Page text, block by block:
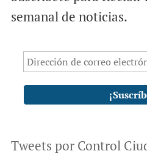
semanal de noticias.
Tweets por Control